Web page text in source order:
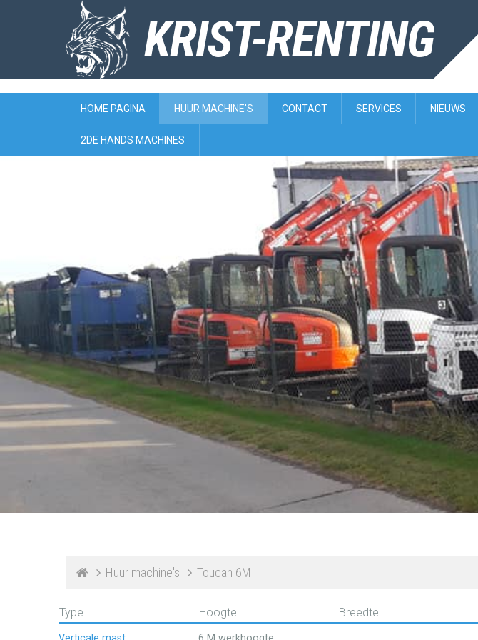
KRIST-RENTING
HOME PAGINA HUUR MACHINE'S CONTACT SERVICES NIEUWS
2DE HANDS MACHINES
Huur machine's Toucan 6M
Type Hoogte Breedte